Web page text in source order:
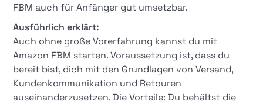
FBM auch für Anfänger gut umsetzbar.
Ausführlich erklärt:
Auch ohne große Vorerfahrung kannst du mit
Amazon FBM starten. Voraussetzung ist, dass du
bereit bist, dich mit den Grundlagen von Versand,
Kundenkommunikation und Retouren
auseinanderzusetzen. Die Vorteile: Du behältst die